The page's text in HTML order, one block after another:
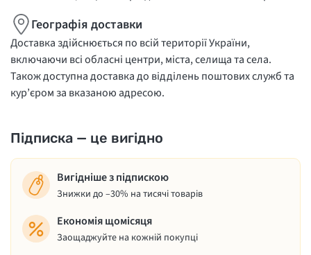
Географія доставки
Доставка здійснюється по всій території України,
включаючи всі обласні центри, міста, селища та села.
Також доступна доставка до відділень поштових служб та
кур’єром за вказаною адресою.
Підписка — це вигідно
Вигідніше з підпискою
Знижки до –30% на тисячі товарів
Економія щомісяця
Заощаджуйте на кожній покупці